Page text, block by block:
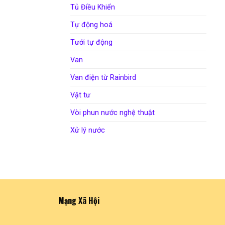
Tủ Điều Khiển
Tự động hoá
Tưới tự động
Van
Van điện từ Rainbird
Vật tư
Vòi phun nước nghệ thuật
Xử lý nước
Mạng Xã Hội